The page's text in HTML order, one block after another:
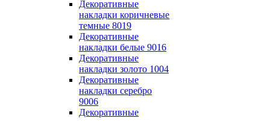
Декоративные
накладки коричневые
темные 8019
Декоративные
накладки белые 9016
Декоративные
накладки золото 1004
Декоративные
накладки серебро
9006
Декоративные